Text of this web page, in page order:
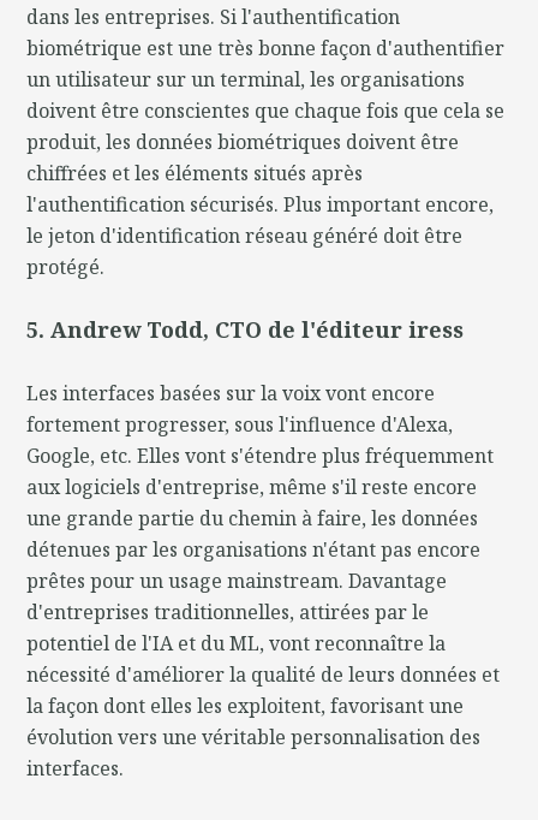
dans les entreprises. Si l'authentification
biométrique est une très bonne façon d'authentifier
un utilisateur sur un terminal, les organisations
doivent être conscientes que chaque fois que cela se
produit, les données biométriques doivent être
chiffrées et les éléments situés après
l'authentification sécurisés. Plus important encore,
le jeton d'identification réseau généré doit être
protégé.
5. Andrew Todd, CTO de l'éditeur iress
Les interfaces basées sur la voix vont encore
fortement progresser, sous l'influence d'Alexa,
Google, etc. Elles vont s'étendre plus fréquemment
aux logiciels d'entreprise, même s'il reste encore
une grande partie du chemin à faire, les données
détenues par les organisations n'étant pas encore
prêtes pour un usage mainstream. Davantage
d'entreprises traditionnelles, attirées par le
potentiel de l'IA et du ML, vont reconnaître la
nécessité d'améliorer la qualité de leurs données et
la façon dont elles les exploitent, favorisant une
évolution vers une véritable personnalisation des
interfaces.